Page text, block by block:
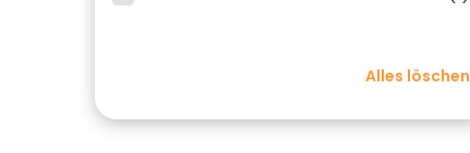
Alles löschen